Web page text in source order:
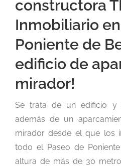
constructora
Inmobiliario
Poniente de
edificio de
mirador!
Se trata de un edificio y
además de un
mirador desde el que los
todo el Paseo de
altura de más de 30